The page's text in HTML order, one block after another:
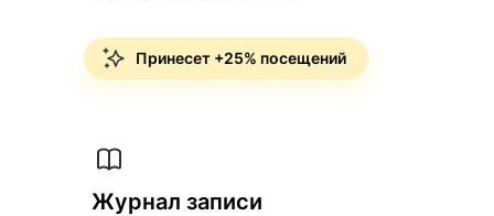
Принесет +25% посещений
Журнал записи